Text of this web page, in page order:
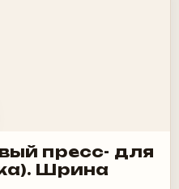
пресс- для
Шрина